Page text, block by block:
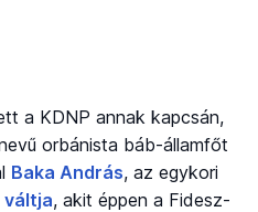
a KDNP annak kapcsán,
orbánista báb-államfőt
Baka András, az egykori
váltja, akit éppen a Fidesz-